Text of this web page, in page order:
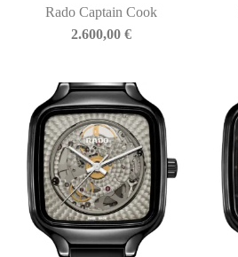
Rado Captain Cook
2.600,00 €